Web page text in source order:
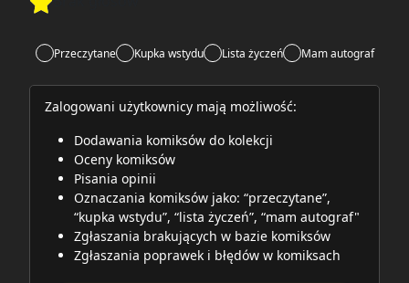
Rate this item:
Przeczytane Kupka wstydu Lista życzeń Mam autograf
Zalogowani użytkownicy mają możliwość:
Dodawania komiksów do kolekcji
Oceny komiksów
Pisania opinii
Oznaczania komiksów jako: “przeczytane”,
“kupka wstydu”, “lista życzeń”, “mam autograf"
Zgłaszania brakujących w bazie komiksów
Zgłaszania poprawek i błędów w komiksach